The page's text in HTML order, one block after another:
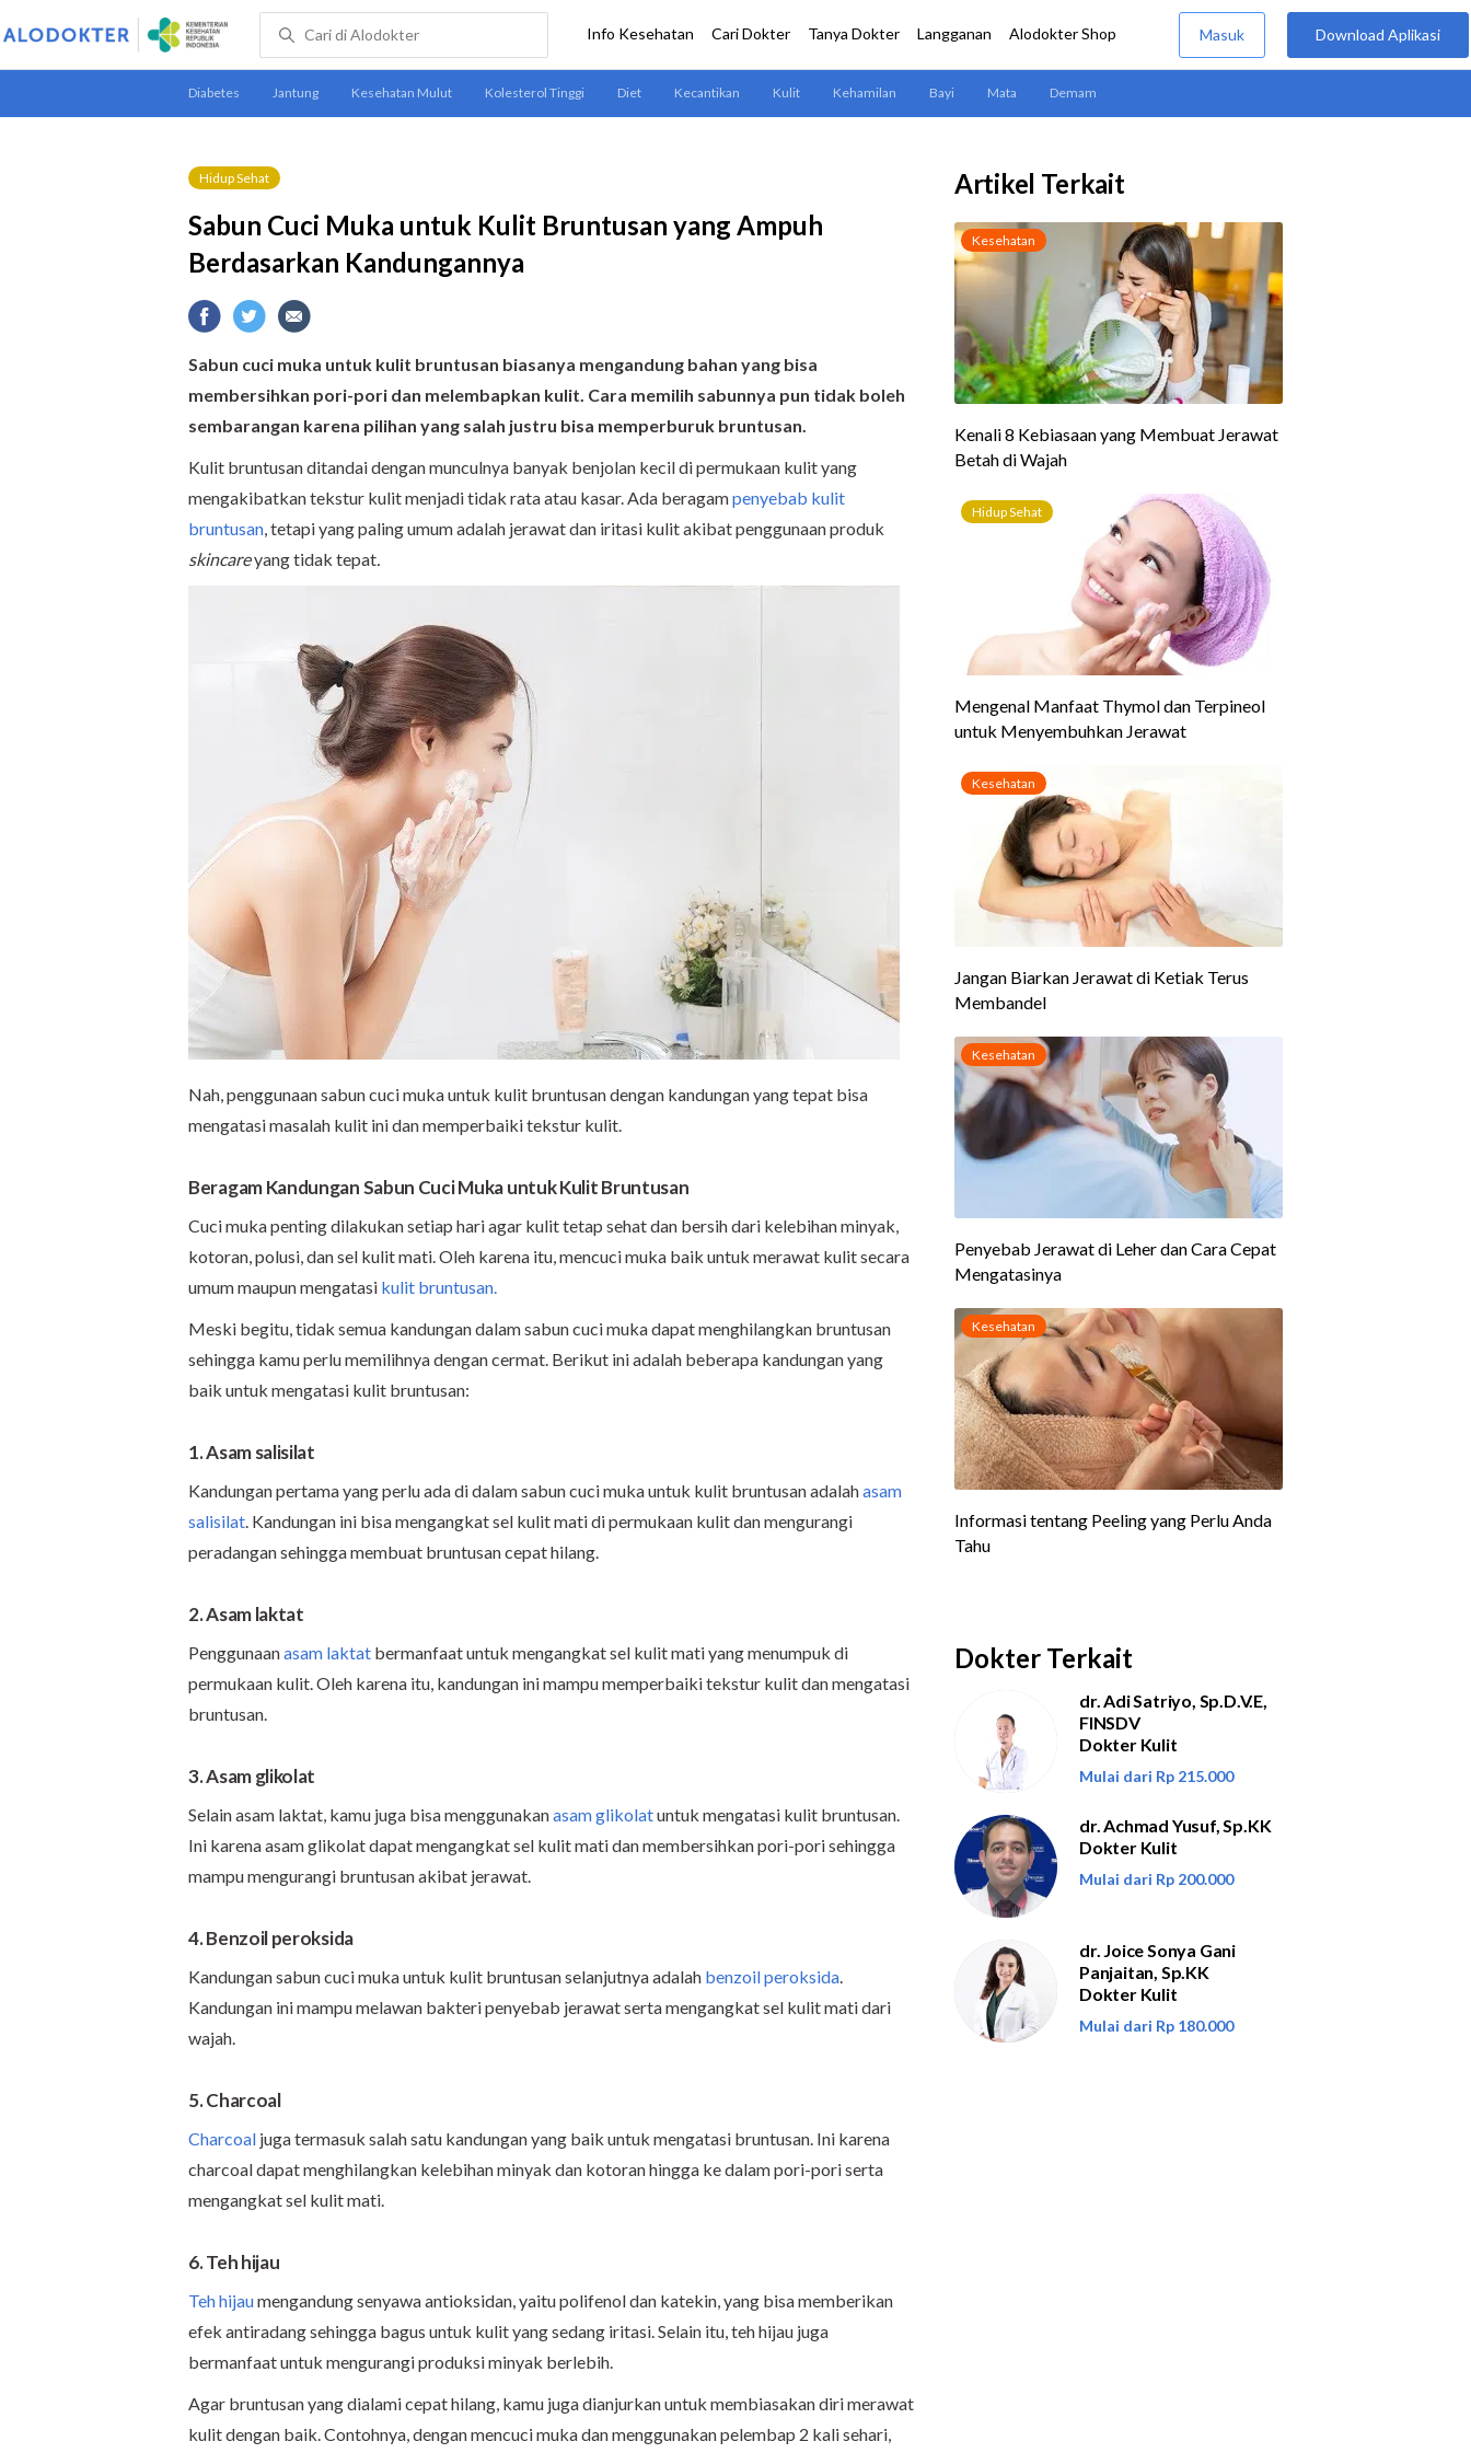
Hidup Sehat
Sabun Cuci Muka untuk Kulit Bruntusan yang Ampuh
Berdasarkan Kandungannya
Sabun cuci muka untuk kulit bruntusan biasanya mengandung bahan yang bisa
membersihkan pori-pori dan melembapkan kulit. Cara memilih sabunnya pun tidak boleh
sembarangan karena pilihan yang salah justru bisa memperburuk bruntusan.
Kulit bruntusan ditandai dengan munculnya banyak benjolan kecil di permukaan kulit yang
mengakibatkan tekstur kulit menjadi tidak rata atau kasar. Ada beragampenyebab kulit
bruntusan, tetapi yang paling umum adalah jerawat dan iritasi kulit akibat penggunaan produk
skincareyang tidak tepat.
Nah, penggunaan sabun cuci muka untuk kulit bruntusan dengan kandungan yang tepat bisa
mengatasi masalah kulit ini dan memperbaiki tekstur kulit.
Beragam Kandungan Sabun Cuci Muka untuk Kulit Bruntusan
Cuci muka penting dilakukan setiap hari agar kulit tetap sehat dan bersih dari kelebihan minyak,
kotoran, polusi, dan sel kulit mati. Oleh karena itu, mencuci muka baik untuk merawat kulit secara
umum maupun mengatasi kulit bruntusan.
Meski begitu, tidak semua kandungan dalam sabun cuci muka dapat menghilangkan bruntusan
sehingga kamu perlu memilihnya dengan cermat. Berikut ini adalah beberapa kandungan yang
baik untuk mengatasi kulit bruntusan:
1. Asam salisilat
Kandungan pertama yang perlu ada di dalam sabun cuci muka untuk kulit bruntusan adalahasam
salisilat. Kandungan ini bisa mengangkat sel kulit mati di permukaan kulit dan mengurangi
peradangan sehingga membuat bruntusan cepat hilang.
2. Asam laktat
Penggunaanasam laktat bermanfaat untuk mengangkat sel kulit mati yang menumpuk di
permukaan kulit. Oleh karena itu, kandungan ini mampu memperbaiki tekstur kulit dan mengatasi
bruntusan.
3. Asam glikolat
Selain asam laktat, kamu juga bisa menggunakanasam glikolatuntuk mengatasi kulit bruntusan.
Ini karena asam glikolat dapat mengangkat sel kulit mati dan membersihkan pori-pori sehingga
mampu mengurangi bruntusan akibat jerawat.
4. Benzoil peroksida
Kandungan sabun cuci muka untuk kulit bruntusan selanjutnya adalah benzoil peroksida.
Kandungan ini mampu melawan bakteri penyebab jerawat serta mengangkat sel kulit mati dari
wajah.
5. Charcoal
Charcoal juga termasuk salah satu kandungan yang baik untuk mengatasi bruntusan. Ini karena
charcoal dapat menghilangkan kelebihan minyak dan kotoran hingga ke dalam pori-pori serta
mengangkat sel kulit mati.
6. Teh hijau
Teh hijaumengandung senyawa antioksidan, yaitu polifenol dan katekin, yang bisa memberikan
efek antiradang sehingga bagus untuk kulit yang sedang iritasi. Selain itu, teh hijau juga
bermanfaat untuk mengurangi produksi minyak berlebih.
Agar bruntusan yang dialami cepat hilang, kamu juga dianjurkan untuk membiasakan diri merawat
kulit dengan baik. Contohnya, dengan mencuci muka dan menggunakan pelembap 2 kali sehari,
Artikel Terkait
Dokter Terkait